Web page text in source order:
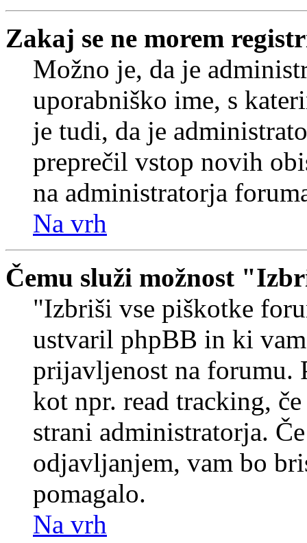
Zakaj se ne morem
Možno je, da je
uporabniško ime, s
je tudi, da je
preprečil vstop novih
na administratorja
Na vrh
Čemu služi možnost
"Izbriši vse piškotke
ustvaril phpBB in ki
prijavljenost na forumu.
kot npr. read tracking,
strani administratorja.
odjavljanjem, vam bo
pomagalo.
Na vrh